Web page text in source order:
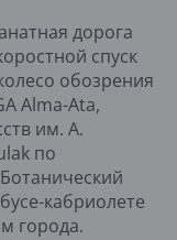
дорога
спуск
обозрения
Alma-Ata,
им. А.
по
кабриолете
города.